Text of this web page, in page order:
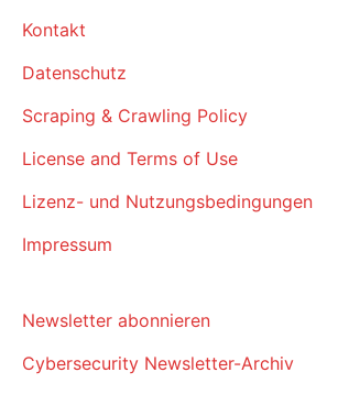
Kontakt
Datenschutz
Scraping & Crawling Policy
License and Terms of Use
Lizenz- und Nutzungsbedingungen
Impressum
Newsletter abonnieren
Cybersecurity Newsletter-Archiv